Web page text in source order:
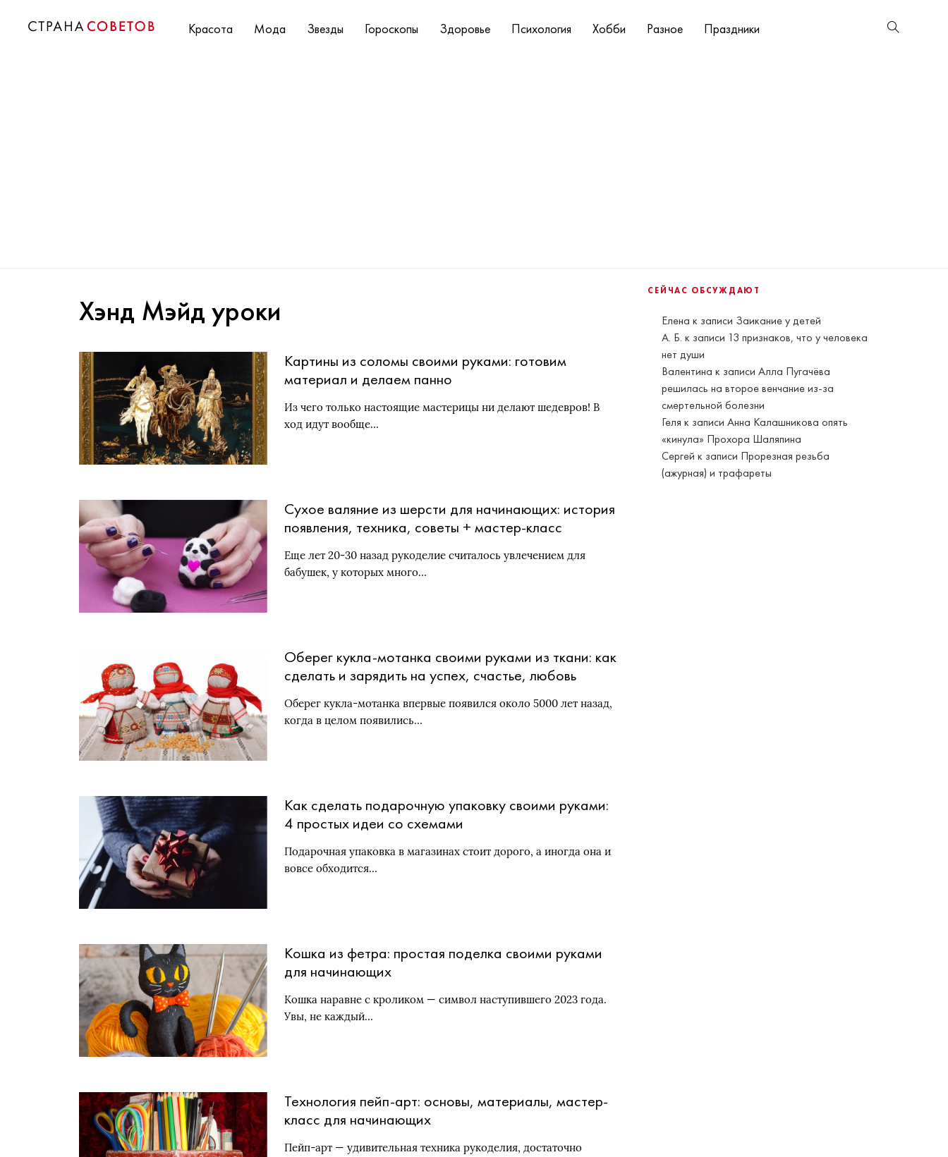
Красота Мода Звезды Гороскопы Здоровье Психология Хобби Разное Праздники
СЕЙЧАС ОБСУЖДАЮТ
Елена к записи Заикание у детей
А. Б. к записи 13 признаков, что у человека
нет души
Валентина к записиАлла Пугачёва
решилась на второе венчание из-за
смертельной болезни
Геля к записиАнна Калашникова опять
«кинула» Прохора Шаляпина
Сергей к записи Прорезная резьба
(ажурная) и трафареты
Хэнд Мэйд уроки
Картины из соломы своими руками: готовим
материал и делаем панно
Из чего только настоящие мастерицы ни делают шедевров! В
ход идут вообще…
Сухое валяние из шерсти для начинающих: история
появления, техника, советы + мастер-класс
Еще лет 20-30 назад рукоделие считалось увлечением для
бабушек, у которых много…
Оберег кукла-мотанка своими руками из ткани: как
сделать и зарядить на успех, счастье, любовь
Оберег кукла-мотанка впервые появился около 5000 лет назад,
когда в целом появились…
Как сделать подарочную упаковку своими руками:
4 простых идеи со схемами
Подарочная упаковка в магазинах стоит дорого, а иногда она и
вовсе обходится…
Кошка из фетра: простая поделка своими руками
для начинающих
Кошка наравне с кроликом — символ наступившего 2023 года.
Увы, не каждый…
Технология пейп-арт: основы, материалы, мастер-
класс для начинающих
Пейп-арт — удивительная техника рукоделия, достаточно